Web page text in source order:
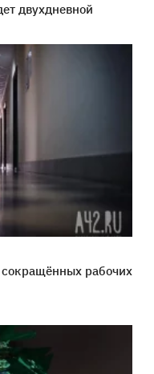
двухдневной
рабочих